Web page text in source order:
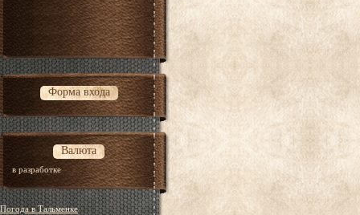
Форма входа
Валюта
в разработке
Погода в Тальменке